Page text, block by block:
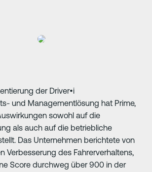
der Driver•i
und Managementlösung hat Prime,
sowohl auf die
als auch auf die betriebliche
Das Unternehmen berichtete von
Verbesserung des Fahrerverhaltens,
Score durchweg über 900 in der